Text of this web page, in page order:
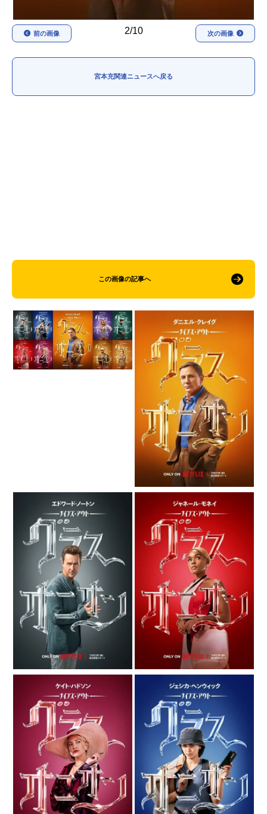
2/10
前の画像 次の画像
宮本充関連ニュースへ戻る
この画像の記事へ